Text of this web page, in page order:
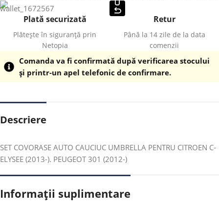
Plată securizată
Plătește în siguranță prin
Netopia
Retur
Până la 14 zile de la data
comenzii
Comanda va fi confirmată după verificarea stocului
și printr-un apel telefonic de confirmare.
Descriere
SET COVORASE AUTO CAUCIUC UMBRELLA PENTRU CITROEN C-
ELYSEE (2013-). PEUGEOT 301 (2012-)
Informații suplimentare